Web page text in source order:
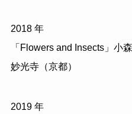
2018 年
「Flowers and Insects」小
妙光寺（京都）
2019 年